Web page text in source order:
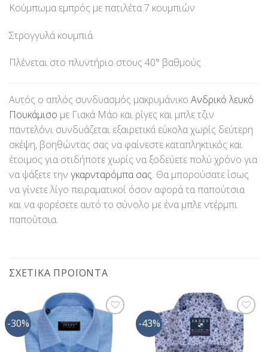
Κούμπωμα εμπρός με πατιλέτα 7 κουμπιών
Στρογγυλά κουμπιά
Πλένεται στο πλυντήριο στους 40° βαθμούς.
Αυτός ο απλός συνδυασμός μακρυμάνικο Ανδρικό λευκό
Πουκάμισο με Γιακά Μάο και ρίγες και μπλε τζιν
παντελόνι συνδυάζεται εξαιρετικά εύκολα χωρίς δεύτερη
σκέψη, βοηθώντας σας να φαίνεστε καταπληκτικός και
έτοιμος για οτιδήποτε χωρίς να ξοδεύετε πολύ χρόνο για
να ψάξετε την γκαρνταρόμπα σας. Θα μπορούσατε ίσως
να γίνετε λίγο πειραματικοί όσον αφορά τα παπούτσια
και να φορέσετε αυτό το σύνολο με ένα μπλε ντέρμπι
παπούτσια.
ΣΧΕΤΙΚΆ ΠΡΟΪΌΝΤΑ
-30%
Προσθήκη
Επιθυμίας
-43%
Προσθήκη
στη Λίστα
Επιθυμίας